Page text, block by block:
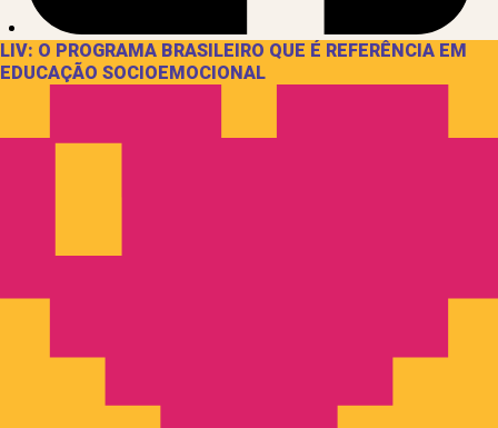
LIV: O PROGRAMA BRASILEIRO QUE É REFERÊNCIA EM
EDUCAÇÃO SOCIOEMOCIONAL